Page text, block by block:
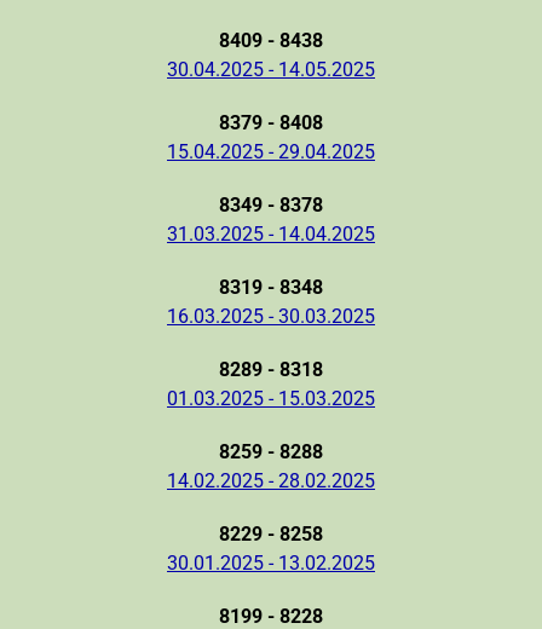
8409 - 8438
30.04.2025 - 14.05.2025
8379 - 8408
15.04.2025 - 29.04.2025
8349 - 8378
31.03.2025 - 14.04.2025
8319 - 8348
16.03.2025 - 30.03.2025
8289 - 8318
01.03.2025 - 15.03.2025
8259 - 8288
14.02.2025 - 28.02.2025
8229 - 8258
30.01.2025 - 13.02.2025
8199 - 8228